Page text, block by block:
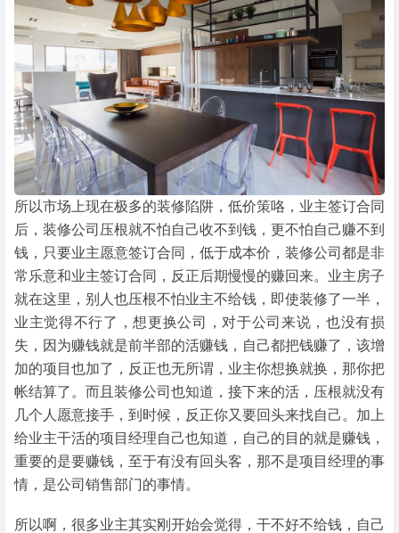
所以市场上现在极多的装修陷阱，低价策咯，业主签订合同
后，装修公司压根就不怕自己收不到钱，更不怕自己赚不到
钱，只要业主愿意签订合同，低于成本价，装修公司都是非
常乐意和业主签订合同，反正后期慢慢的赚回来。业主房子
就在这里，别人也压根不怕业主不给钱，即使装修了一半，
业主觉得不行了，想更换公司，对于公司来说，也没有损
失，因为赚钱就是前半部的活赚钱，自己都把钱赚了，该增
加的项目也加了，反正也无所谓，业主你想换就换，那你把
帐结算了。而且装修公司也知道，接下来的活，压根就没有
几个人愿意接手，到时候，反正你又要回头来找自己。加上
给业主干活的项目经理自己也知道，自己的目的就是赚钱，
重要的是要赚钱，至于有没有回头客，那不是项目经理的事
情，是公司销售部门的事情。
所以啊，很多业主其实刚开始会觉得，干不好不给钱，自己